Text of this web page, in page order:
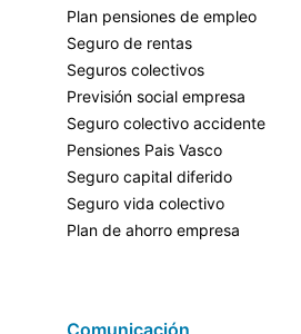
Plan pensiones de empleo
Seguro de rentas
Seguros colectivos
Previsión social empresa
Seguro colectivo accidente
Pensiones Pais Vasco
Seguro capital diferido
Seguro vida colectivo
Plan de ahorro empresa
Comunicación